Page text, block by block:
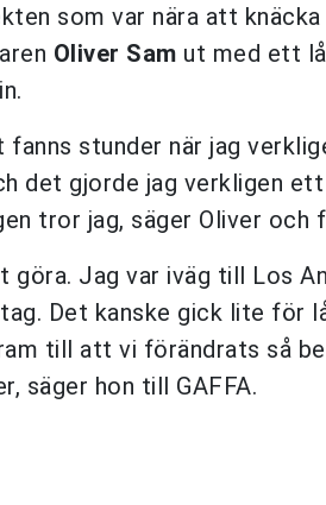
som var nära att
Oliver Sam ut med ett
stunder när jag
det gjorde jag verkligen
tror jag, säger Oliver och
Jag var iväg till Los
Det kanske gick lite för
till att vi förändrats så
säger hon till GAFFA.